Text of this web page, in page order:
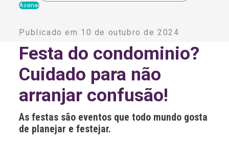
t
n
a
t
v
:
Publicado em 10 de outubro de 2024
Festa do condominio?
Cuidado para não
arranjar confusão!
As festas são eventos que todo mundo gosta
de planejar e festejar.